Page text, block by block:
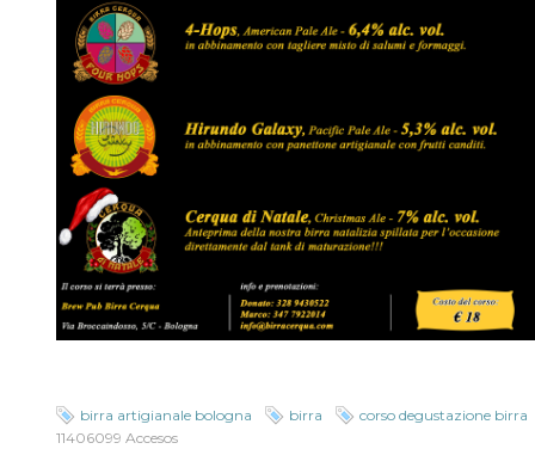
birra artigianale bologna birra
corso degustazione birra
11406099 Accesos